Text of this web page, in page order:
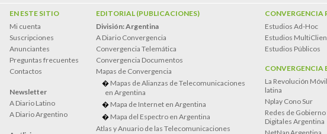
EN ESTE SITIO
Mi cuenta
Suscripciones
Anunciantes
Preguntas frecuentes
Contactos
Newsletter
A Diario Latino
A Diario Argentino
EDITORIAL (PUBLICACIONES)
División: Argentina
A Diario Convergencia
Convergencia Telemática
Convergencia Documentos
Mapas de Convergencia
Mapas de Alianzas de Telecomunicaciones
en Argentina
Mapa de Internet en Argentina
Mapa del Espectro en Argentina
Atlas y Anuario de las Telecomunicaciones
CONVERGENCIA
Estudios Ad-Hoc
Estudios
Estudios Públicos
CONVERGENCIA
La Revolución
latina
Nplay Cono Sur
Redes de
Digitales Argentina